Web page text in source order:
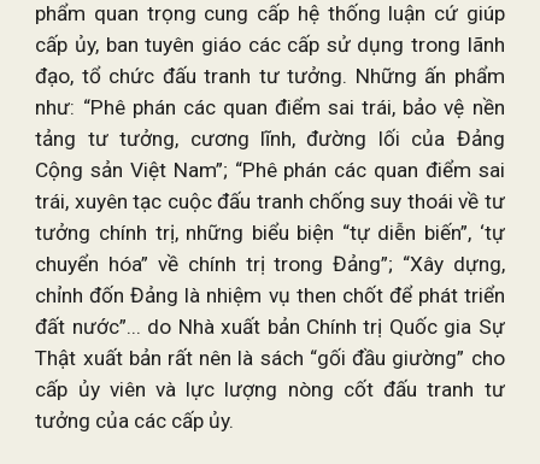
phẩm quan trọng cung cấp hệ thống luận cứ giúp
cấp ủy, ban tuyên giáo các cấp sử dụng trong lãnh
đạo, tổ chức đấu tranh tư tưởng. Những ấn phẩm
như: “Phê phán các quan điểm sai trái, bảo vệ nền
tảng tư tưởng, cương lĩnh, đường lối của Đảng
Cộng sản Việt Nam”; “Phê phán các quan điểm sai
trái, xuyên tạc cuộc đấu tranh chống suy thoái về tư
tưởng chính trị, những biểu biện “tự diễn biến”, ‘tự
chuyển hóa” về chính trị trong Đảng”; “Xây dựng,
chỉnh đốn Đảng là nhiệm vụ then chốt để phát triển
đất nước”... do Nhà xuất bản Chính trị Quốc gia Sự
Thật xuất bản rất nên là sách “gối đầu giường” cho
cấp ủy viên và lực lượng nòng cốt đấu tranh tư
tưởng của các cấp ủy.